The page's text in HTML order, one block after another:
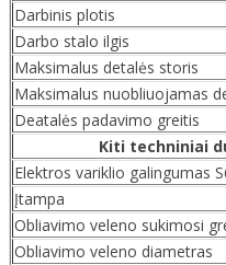
Darbinis plotis
Darbo stalo ilgis
Maksimalus detalės storis
Maksimalus nuobliuojamas
Deatalės padavimo greitis
Kiti techniniai
Elektros variklio galingumas
Įtampa
Obliavimo veleno sukimosi
Obliavimo veleno diametras